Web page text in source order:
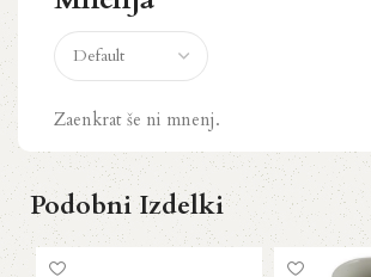
Zaenkrat še ni mnenj.
Podobni Izdelki